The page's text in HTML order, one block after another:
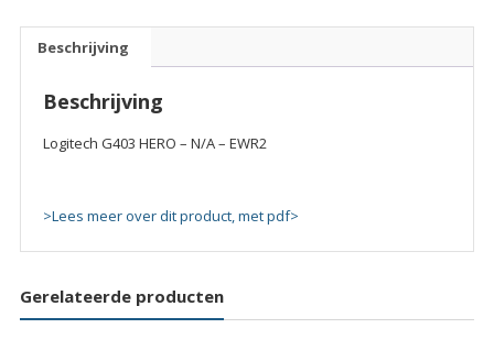
Beschrijving
Beschrijving
Logitech G403 HERO – N/A – EWR2
>Lees meer over dit product, met pdf>
Gerelateerde producten